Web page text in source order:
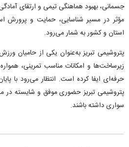
جسمانی، بهبود هماهنگی تیمی و ارتقای
مؤثر در مسیر شناسایی، حمایت و پرورش
استان و کشور به شمار می‌رود.
پتروشیمی تبریز به‌عنوان یکی از حامیان
زیرساخت‌ها و امکانات مناسب تمرینی،
حرفه‌ای ایفا کرده است. انتظار می‌رود با
پتروشیمی تبریز حضوری موفق و شایسته
سواری داشته باشند.